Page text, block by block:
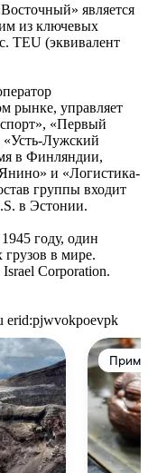
является
из ключевых
TEU (эквивалент
рынке, управляет
«Первый
Лужский
в Финляндии,
и «Логистика-
группы входит
в Эстонии.
году, один
в мире.
Corporation.
erid:pjwvokpoevpk